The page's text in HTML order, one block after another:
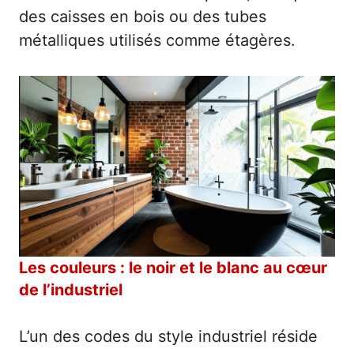
des caisses en bois ou des tubes
métalliques utilisés comme étagères.
Les couleurs : le noir et le blanc au cœur
de l’industriel
L’un des codes du style industriel réside